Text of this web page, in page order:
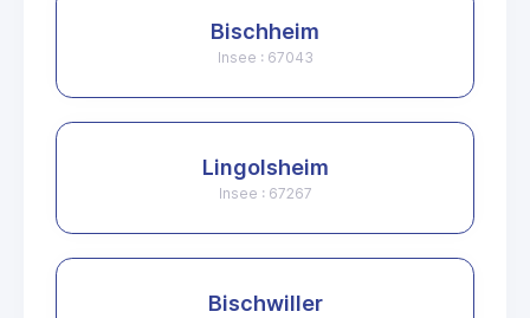
Bischheim
Insee : 67043
Lingolsheim
Insee : 67267
Bischwiller